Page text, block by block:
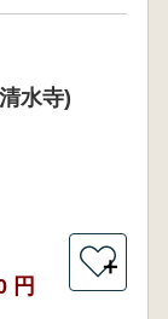
水寺)
円
＋